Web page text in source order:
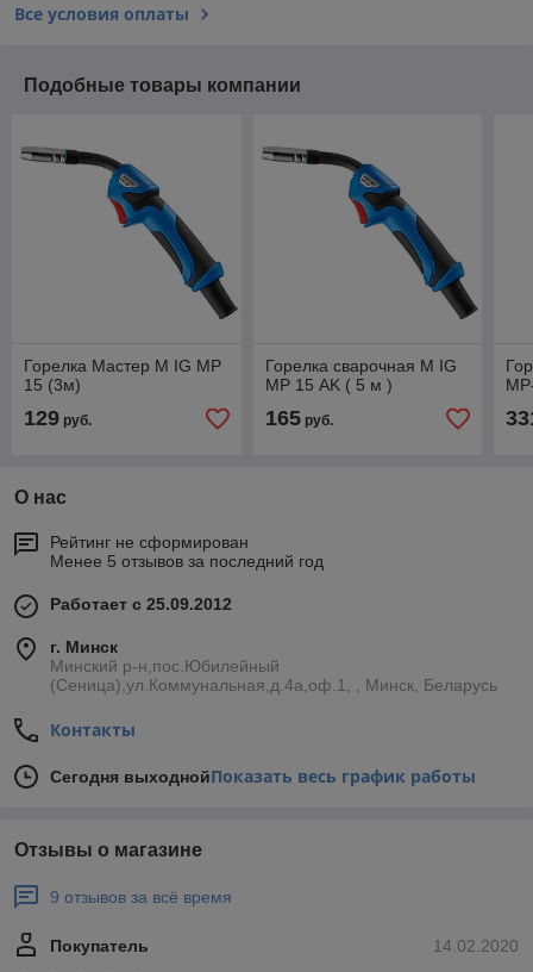
Все условия оплаты
Подобные товары компании
Горелка Мастер M IG МР
15 (3м)
129 руб.
Горелка сварочная M IG
MР 15 AK ( 5 м )
165руб.
О нас
Рейтинг не сформирован
Менее 5 отзывов за последний год
Работает с 25.09.2012
г. Минск
Минский р-н,пос.Юбилейный
(Сеница),ул.Коммунальная,д.4а,оф.1, , Минск, Беларусь
Контакты
Сегодня выходнойПоказать весь график работы
Отзывы о магазине
9 отзывов за всё время
14.02.2020
Покупатель